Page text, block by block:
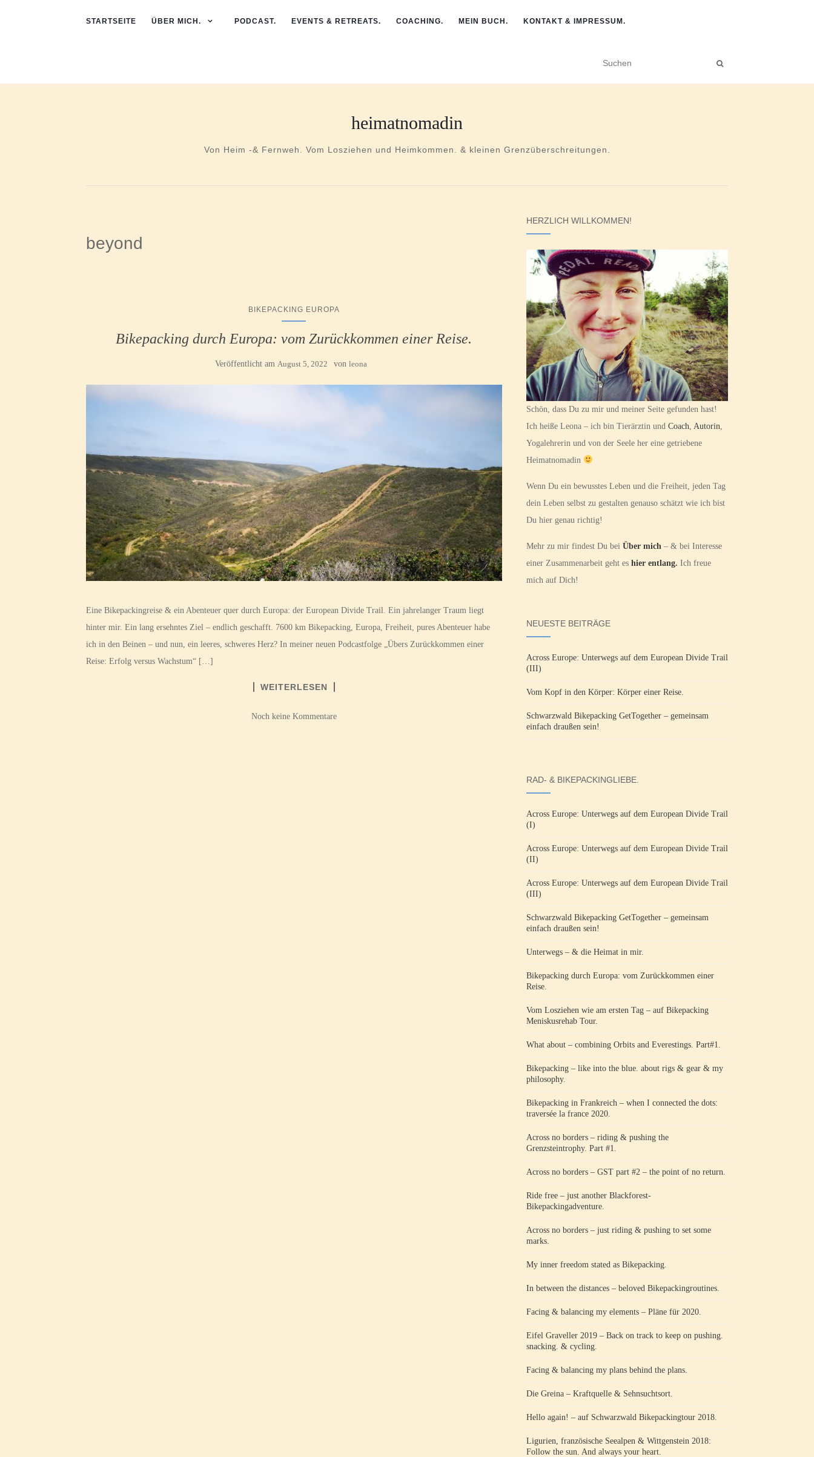
STARTSEITE ÜBER MICH. PODCAST. EVENTS & RETREATS. COACHING. MEIN BUCH. KONTAKT & IMPRESSUM.
heimatnomadin
Von Heim -& Fernweh. Vom Losziehen und Heimkommen. & kleinen Grenzüberschreitungen.
beyond
BIKEPACKING EUROPA
Bikepacking durch Europa: vom Zurückkommen einer Reise.
Veröffentlicht am August 5, 2022 von leona
Eine Bikepackingreise & ein Abenteuer quer durch Europa: der European Divide Trail. Ein jahrelanger Traum liegt
hinter mir. Ein lang ersehntes Ziel – endlich geschafft. 7600 km Bikepacking, Europa, Freiheit, pures Abenteuer habe
ich in den Beinen – und nun, ein leeres, schweres Herz? In meiner neuen Podcastfolge „Übers Zurückkommen einer
Reise: Erfolg versus Wachstum“ […]
WEITERLESEN
Noch keine Kommentare
HERZLICH WILLKOMMEN!
Schön, dass Du zu mir und meiner Seite gefunden hast!
Ich heiße Leona – ich bin Tierärztin und Coach Autorin
Yogalehrerin und von der Seele her eine getriebene
Heimatnomadin
Wenn Du ein bewusstes Leben und die Freiheit, jeden Tag
dein Leben selbst zu gestalten genauso schätzt wie ich bist
Du hier genau richtig!
Mehr zu mir findest Du bei Über mich – & bei Interesse
einer Zusammenarbeit geht es hier entlang. Ich freue
mich auf Dich!
NEUESTE BEITRÄGE
Across Europe: Unterwegs auf dem European Divide Trail
(III)
Vom Kopf in den Körper: Körper einer Reise.
Schwarzwald Bikepacking GetTogether – gemeinsam
einfach draußen sein!
RAD- & BIKEPACKINGLIEBE.
Across Europe: Unterwegs auf dem European Divide Trail
(I)
Across Europe: Unterwegs auf dem European Divide Trail
(II)
Across Europe: Unterwegs auf dem European Divide Trail
(III)
Schwarzwald Bikepacking GetTogether – gemeinsam
einfach draußen sein!
Unterwegs – & die Heimat in mir.
Bikepacking durch Europa: vom Zurückkommen einer
Reise.
Vom Losziehen wie am ersten Tag – auf Bikepacking
Meniskusrehab Tour.
What about – combining Orbits and Everestings. Part#1.
Bikepacking – like into the blue. about rigs & gear & my
philosophy.
Bikepacking in Frankreich – when I connected the dots:
traversée la france 2020.
Across no borders – riding & pushing the
Grenzsteintrophy. Part #1.
Across no borders – GST part #2 – the point of no return.
Ride free – just another Blackforest-
Bikepackingadventure.
Across no borders – just riding & pushing to set some
marks.
My inner freedom stated as Bikepacking.
In between the distances – beloved Bikepackingroutines.
Facing & balancing my elements – Pläne für 2020.
Eifel Graveller 2019 – Back on track to keep on pushing.
snacking. & cycling.
Facing & balancing my plans behind the plans.
Die Greina – Kraftquelle & Sehnsuchtsort.
Hello again! – auf Schwarzwald Bikepackingtour 2018.
Ligurien, französische Seealpen & Wittgenstein 2018:
Follow the sun. And always your heart.